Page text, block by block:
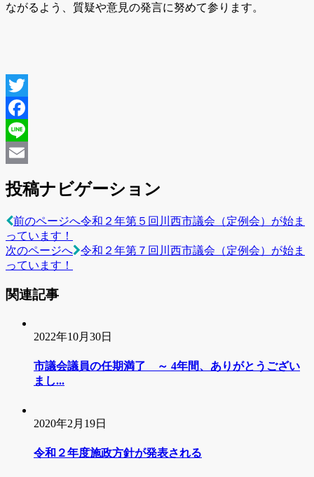
ながるよう、質疑や意見の発言に努めて参ります。
投稿ナビゲーション
前のページへ令和２年第５回川西市議会（定例会）が始ま
っています！
次のページへ
令和２年第７回川西市議会（定例会）が始ま
っています！
関連記事
2022年10月30日
市議会議員の任期満了 ～ 4年間、ありがとうござい
まし...
2020年2月19日
令和２年度施政方針が発表される